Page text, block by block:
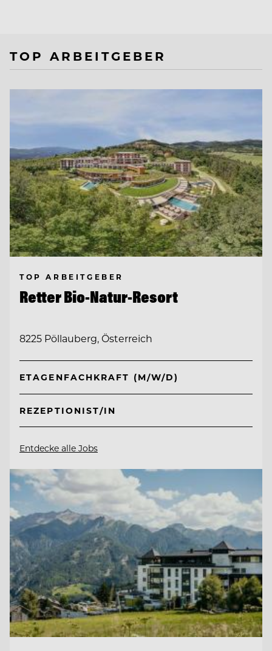
TOP ARBEITGEBER
TOP ARBEITGEBER
Retter Bio-Natur-Resort
8225 Pöllauberg, Österreich
ETAGENFACHKRAFT (M/W/D)
REZEPTIONIST/IN
Entdecke alle Jobs